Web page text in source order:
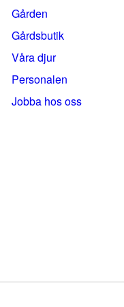
Gården
Gårdsbutik
Våra djur
Personalen
Jobba hos oss